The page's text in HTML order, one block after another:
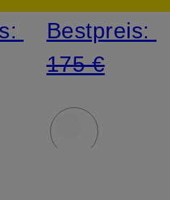
Bestpreis:
175 €